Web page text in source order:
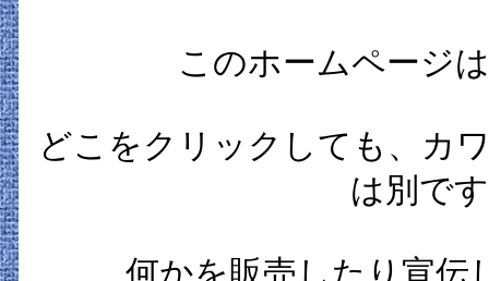
このホームページ
どこをクリックしても、カ
は別で
何かを販売したり宣伝